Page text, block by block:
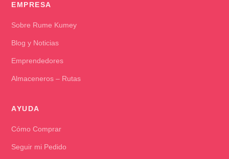
EMPRESA
Sobre Rume Kumey
Blog y Noticias
Emprendedores
Almaceneros – Rutas
AYUDA
Cómo Comprar
Seguir mi Pedido